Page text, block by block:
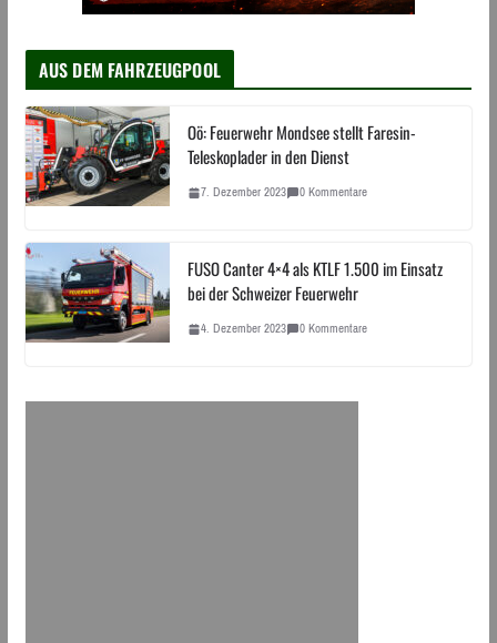
AUS DEM FAHRZEUGPOOL
Oö: Feuerwehr Mondsee stellt Faresin-
Teleskoplader in den Dienst
7. Dezember 2023 0 Kommentare
FUSO Canter 4×4 als KTLF 1.500 im Einsatz
bei der Schweizer Feuerwehr
4. Dezember 2023 0 Kommentare